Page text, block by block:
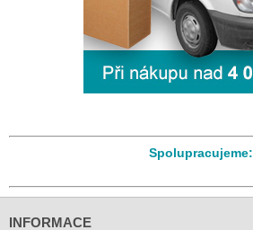
Spolupracujeme:
INFORMACE